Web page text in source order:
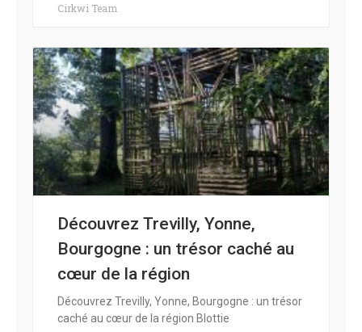
Cirkwi Team
Découvrez Trevilly, Yonne,
Bourgogne : un trésor caché au
cœur de la région
Découvrez Trevilly, Yonne, Bourgogne : un trésor
caché au cœur de la région Blottie